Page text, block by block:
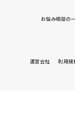
無理しないでく
お悩み相談の
運営会社 利用規